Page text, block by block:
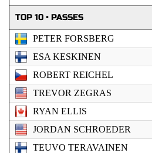
TOP 10 • PASSES
PETER FORSBERG
ESA KESKINEN
ROBERT REICHEL
TREVOR ZEGRAS
RYAN ELLIS
JORDAN SCHROEDER
TEUVO TERAVAINEN